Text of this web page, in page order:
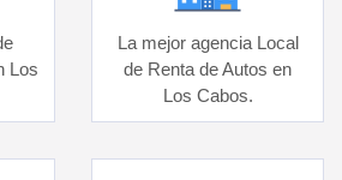
Los
La mejor agencia Local
de Renta de Autos en
Los Cabos.